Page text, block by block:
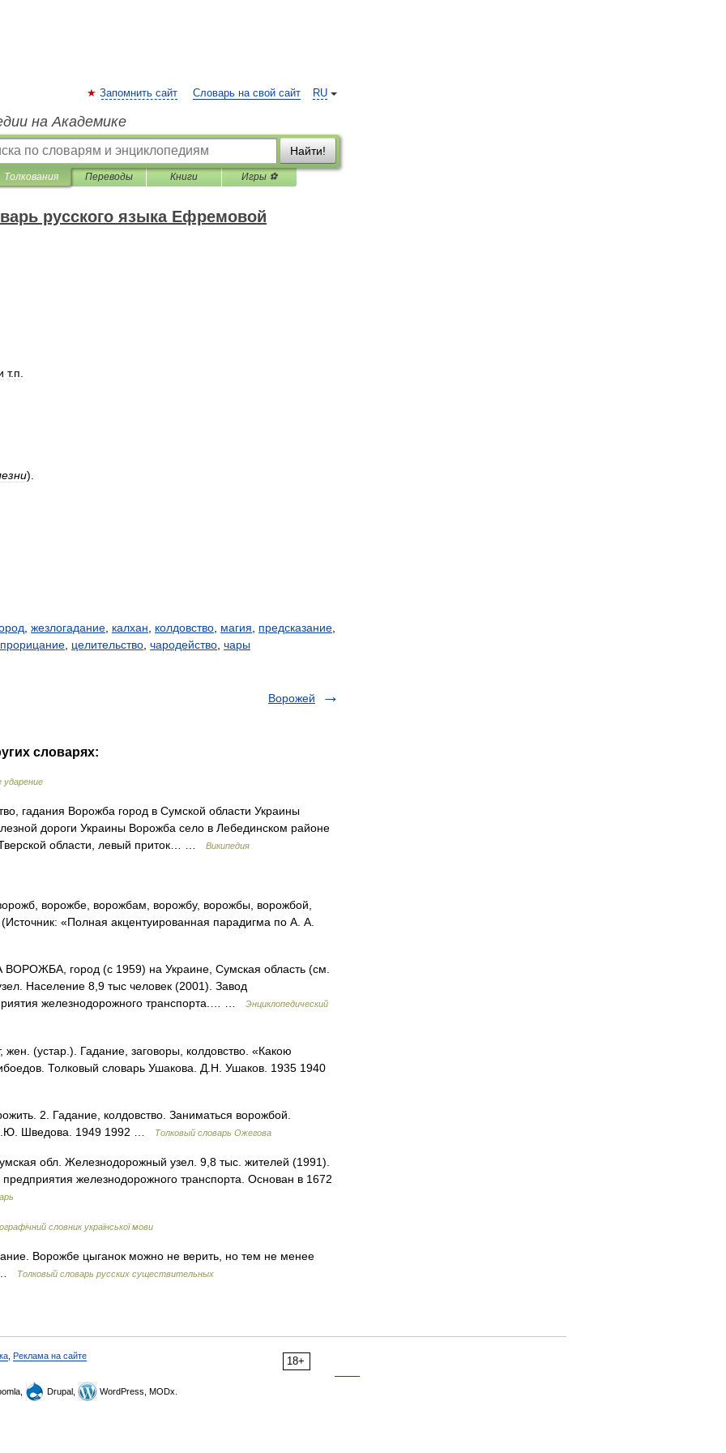
RU
Запомнить сайт Словарь на свой сайт
на Академике
Найти!
Толкования Переводы Книги Игры ⚽
русского языка Ефремовой
т.п
)
жезлогадание калхан колдовство магия предсказание
прорицание целительство чародейство чары
Ворожей
словарях:
ударение
гадания Ворожба город в Сумской области Украины
дороги Украины Ворожба село в Лебединском районе
области, левый приток… …
Википедия
ворожбе, ворожбам, ворожбу, ворожбы, ворожбой,
«Полная акцентуированная парадигма по А. А.
город (с 1959) на Украине, Сумская область (см.
Население 8,9 тыс человек (2001). Завод
железнодорожного транспорта.… …
Энциклопедический
(устар.). Гадание, заговоры, колдовство. «Какою
Толковый словарь Ушакова. Д.Н. Ушаков. 1935 1940
2. Гадание, колдовство. Заниматься ворожбой.
Шведова. 1949 1992 …
Толковый словарь Ожегова
обл. Железнодорожный узел. 9,8 тыс. жителей (1991).
железнодорожного транспорта. Основан в 1672
словник української мови
Ворожбе цыганок можно не верить, но тем не менее
Толковый словарь русских существительных
18+
Реклама на сайте
Drupal, WordPress, MODx.